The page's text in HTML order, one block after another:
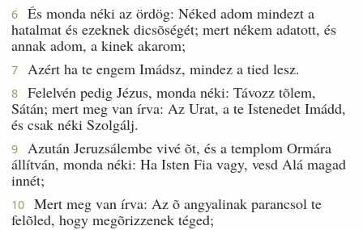
6
És monda néki az ördög: Néked adom mindezt a
hatalmat és ezeknek dicsõségét; mert nékem adatott, és
annak adom, a kinek akarom;
7 Azért ha te engem Imádsz, mindez a tied lesz.
8
Felelvén pedig Jézus, monda néki: Távozz tõlem,
Sátán; mert meg van írva: Az Urat, a te Istenedet Imádd,
és csak néki Szolgálj.
9
Azután Jeruzsálembe vivé õt, és a templom Ormára
állítván, monda néki: Ha Isten Fia vagy, vesd Alá magad
innét;
10
Mert meg van írva: Az õ angyalinak parancsol te
felõled, hogy megõrizzenek téged;